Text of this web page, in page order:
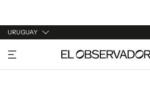
URUGUAY
URUGUAY
ARGENTINA